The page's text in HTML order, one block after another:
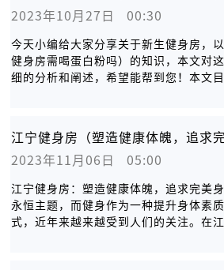
2023年10月27日   00:30
今天小编给大家分享关于新生健身房，
健身房需喝蛋白粉吗）的知识，本文对
细的分析和阐述，希望能帮到您！本文
江宁健身房（塑造健康体魄，追求
2023年11月06日   05:00
江宁健身房：塑造健康体魄，追求完美
永恒主题，而健身作为一种提升身体素
式，近年来越来越受到人们的关注。在